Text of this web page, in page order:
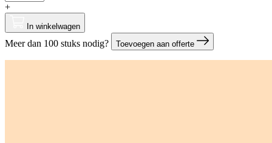
+
In winkelwagen
Meer dan 100 stuks nodig? Toevoegen aan offerte